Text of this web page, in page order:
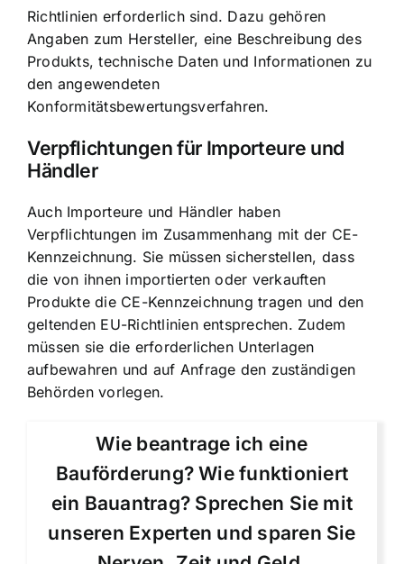
Richtlinien erforderlich sind. Dazu gehören
Angaben zum Hersteller, eine Beschreibung des
Produkts, technische Daten und Informationen zu
den angewendeten
Konformitätsbewertungsverfahren.
Verpflichtungen für Importeure und
Händler
Auch Importeure und Händler haben
Verpflichtungen im Zusammenhang mit der CE-
Kennzeichnung. Sie müssen sicherstellen, dass
die von ihnen importierten oder verkauften
Produkte die CE-Kennzeichnung tragen und den
geltenden EU-Richtlinien entsprechen. Zudem
müssen sie die erforderlichen Unterlagen
aufbewahren und auf Anfrage den zuständigen
Behörden vorlegen.
Wie beantrage ich eine
Bauförderung? Wie funktioniert
ein Bauantrag? Sprechen Sie mit
unseren Experten und sparen Sie